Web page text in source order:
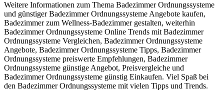
Weitere Informationen zum Thema Badezimmer Ordnungssysteme
und günstiger Badezimmer Ordnungssysteme Angebote kaufen,
Badezimmer zum Wellness-Badezimmer gestalten, weiterhin
Badezimmer Ordnungssysteme Online Trends mit Badezimmer
Ordnungssysteme Vergleichen, Badezimmer Ordnungssysteme
Angebote, Badezimmer Ordnungssysteme Tipps, Badezimmer
Ordnungssysteme preiswerte Empfehlungen, Badezimmer
Ordnungssysteme günstige Angebot, Preisvergleiche und
Badezimmer Ordnungssysteme günstig Einkaufen. Viel Spaß bei
den Badezimmer Ordnungssysteme mit vielen Tipps und Trends.